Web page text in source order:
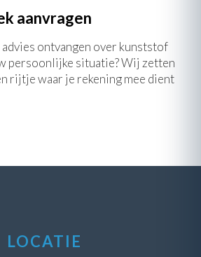
aanvragen
ontvangen over kunststof
persoonlijke situatie? Wij zetten
rijtje waar je rekening mee dient
LOCATIE